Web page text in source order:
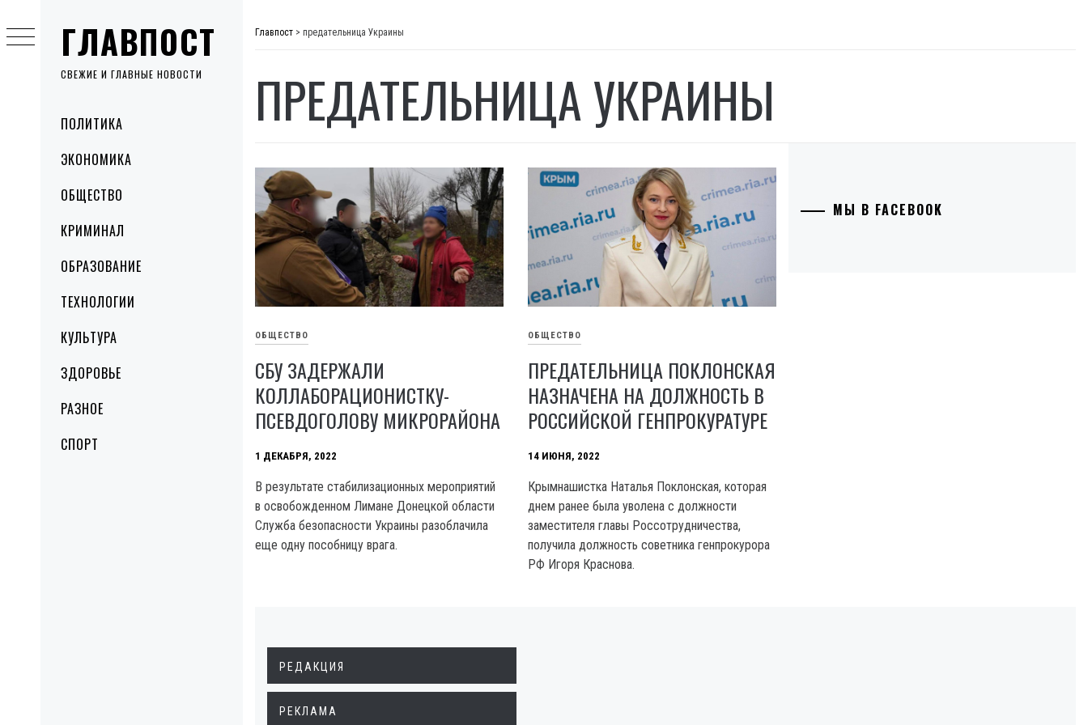
ГЛАВПОСТ
СВЕЖИЕ И ГЛАВНЫЕ НОВОСТИ
MenuПОЛИТИКА
ЭКОНОМИКА
ОБЩЕСТВО
КРИМИНАЛ
ОБРАЗОВАНИЕ
ТЕХНОЛОГИИ
КУЛЬТУРА
ЗДОРОВЬЕ
РАЗНОЕ
СПОРТ
to
content
Главпост > предательница Украины
ПРЕДАТЕЛЬНИЦА УКРАИНЫ
ОБЩЕСТВО
СБУ ЗАДЕРЖАЛИ
КОЛЛАБОРАЦИОНИСТКУ-
ПСЕВДОГОЛОВУ МИКРОРАЙОНА
1 ДЕКАБРЯ, 2022
В результате стабилизационных мероприятий
в освобожденном Лимане Донецкой области
Служба безопасности Украины разоблачила
еще одну пособницу врага.
ОБЩЕСТВО
ПРЕДАТЕЛЬНИЦА ПОКЛОНСКАЯ
НАЗНАЧЕНА НА ДОЛЖНОСТЬ В
РОССИЙСКОЙ ГЕНПРОКУРАТУРЕ
14 ИЮНЯ, 2022
Крымнашистка Наталья Поклонская, которая
днем ранее была уволена с должности
заместителя главы Россотрудничества,
получила должность советника генпрокурора
РФ Игоря Краснова.
МЫ В FACEBOOK
РЕДАКЦИЯ
РЕКЛАМА